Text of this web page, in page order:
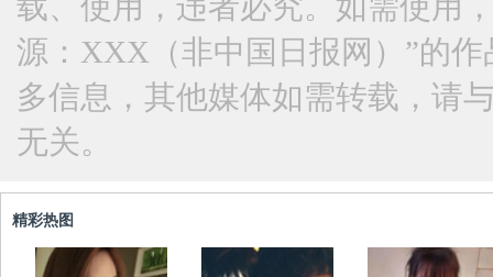
源：XXX（非中国日报网）”的
多信息，其他媒体如需转载，请
无关。
精彩热图